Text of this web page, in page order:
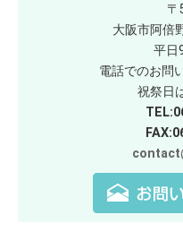
〒
大阪市阿倍
平日
電話でのお問
祝祭日